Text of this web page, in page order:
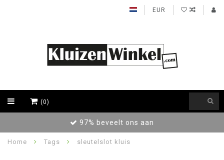
EUR
(0)
97% beveelt ons aan
Home Tags sleutelslot kluis